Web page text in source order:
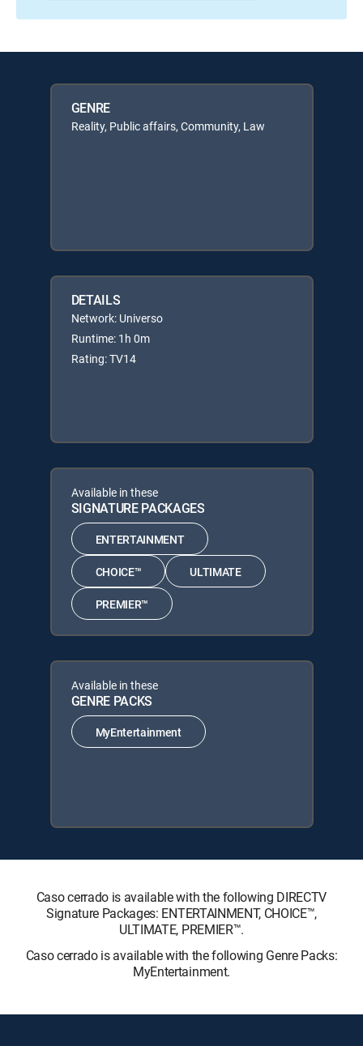
GENRE
Reality, Public affairs, Community, Law
DETAILS
Network: Universo
Runtime: 1h 0m
Rating: TV14
Available in these
SIGNATURE PACKAGES
ENTERTAINMENT
CHOICE™ ULTIMATE
PREMIER™
Available in these
GENRE PACKS
MyEntertainment
Caso cerrado is available with the following DIRECTV
Signature Packages: ENTERTAINMENT, CHOICE™,
ULTIMATE, PREMIER™.
Caso cerrado is available with the following Genre Packs:
MyEntertainment.